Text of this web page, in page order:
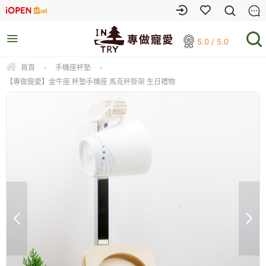
5.0 / 5.0
首頁 - 手機座杯墊
-
【專做寵愛】金牛座 杯墊手機座 馬克杯掛架 生日禮物